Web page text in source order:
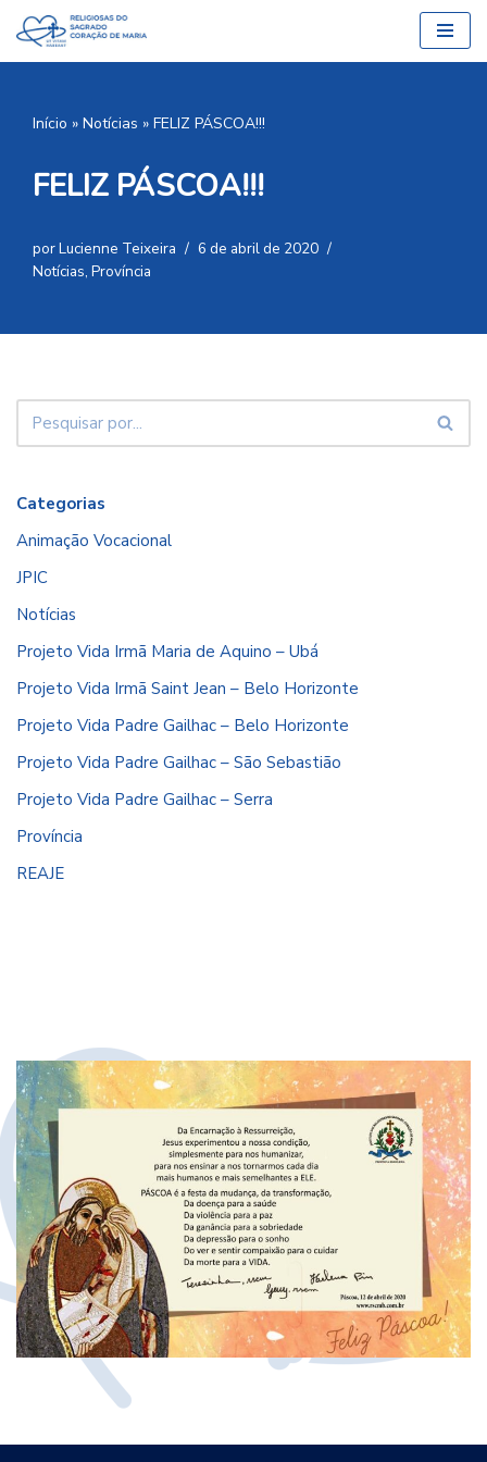
Pular
Início » Notícias » FELIZ PÁSCOA!!!
FELIZ PÁSCOA!!!
porLucienne Teixeira
6 de abril de 2020
Notícias, Província
Categorias
Animação Vocacional
JPIC
Notícias
Projeto Vida Irmã Maria de Aquino – Ubá
Projeto Vida Irmã Saint Jean – Belo Horizonte
Projeto Vida Padre Gailhac – Belo Horizonte
Projeto Vida Padre Gailhac – São Sebastião
Projeto Vida Padre Gailhac – Serra
Província
REAJE